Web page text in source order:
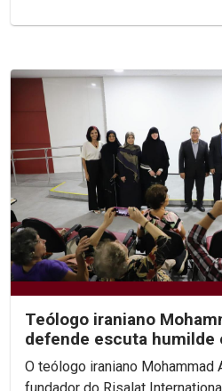
Teólogo iraniano
defende escuta humilde
base de diálogo...
O teólogo iraniano Mohammad